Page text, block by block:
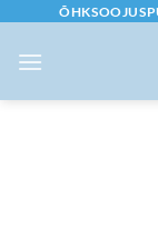
content